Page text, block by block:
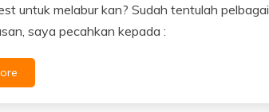
untuk melabur kan? Sudah tentulah pelbagai
saya pecahkan kepada :